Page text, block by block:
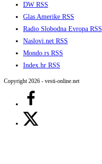
DW RSS
Glas Amerike RSS
Radio Slobodna Evropa RSS
Naslovi.net RSS
Mondo.rs RSS
Index.hr RSS
Copyright 2026 - vesti-online.net